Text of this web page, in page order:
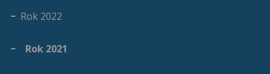
Rok 2022
Rok 2021